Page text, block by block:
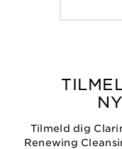
Tilmeld dig
Renewing